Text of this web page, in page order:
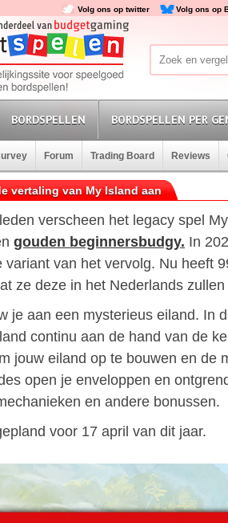
Volg ons op twitter Volg ons op
BORDSPELLEN BORDSPELLEN PER
Forum Trading Board Reviews
vertaling van My Island aan
verscheen het legacy spel
gouden beginnersbudgy. In
variant van het vervolg. Nu heeft
ze deze in het Nederlands
je aan een mysterieus eiland. In
continu aan de hand van de
jouw eiland op te bouwen en de
open je enveloppen en
en andere bonussen.
voor 17 april van dit jaar.